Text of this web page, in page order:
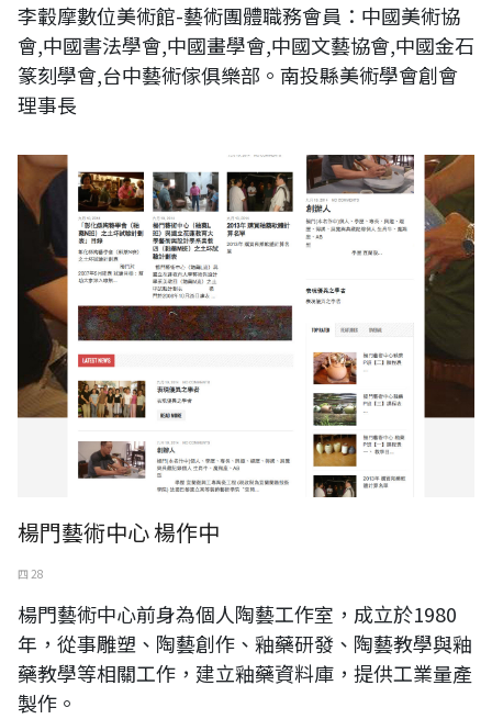
李轂摩數位美術館-藝術團體職務會員：中國美術協
會,中國書法學會,中國畫學會,中國文藝協會,中國金石
篆刻學會,台中藝術傢俱樂部。南投縣美術學會創會
理事長
楊門藝術中心 楊作中
四 28
楊門藝術中心前身為個人陶藝工作室，成立於1980
年，從事雕塑、陶藝創作、釉藥研發、陶藝教學與釉
藥教學等相關工作，建立釉藥資料庫，提供工業量產
製作。